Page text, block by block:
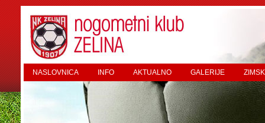
NASLOVNICA INFO AKTUALNO GALERIJE